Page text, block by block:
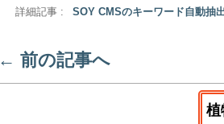
詳細記事 : SOY CMSのキーワード自動抽
← 前の記事へ
植